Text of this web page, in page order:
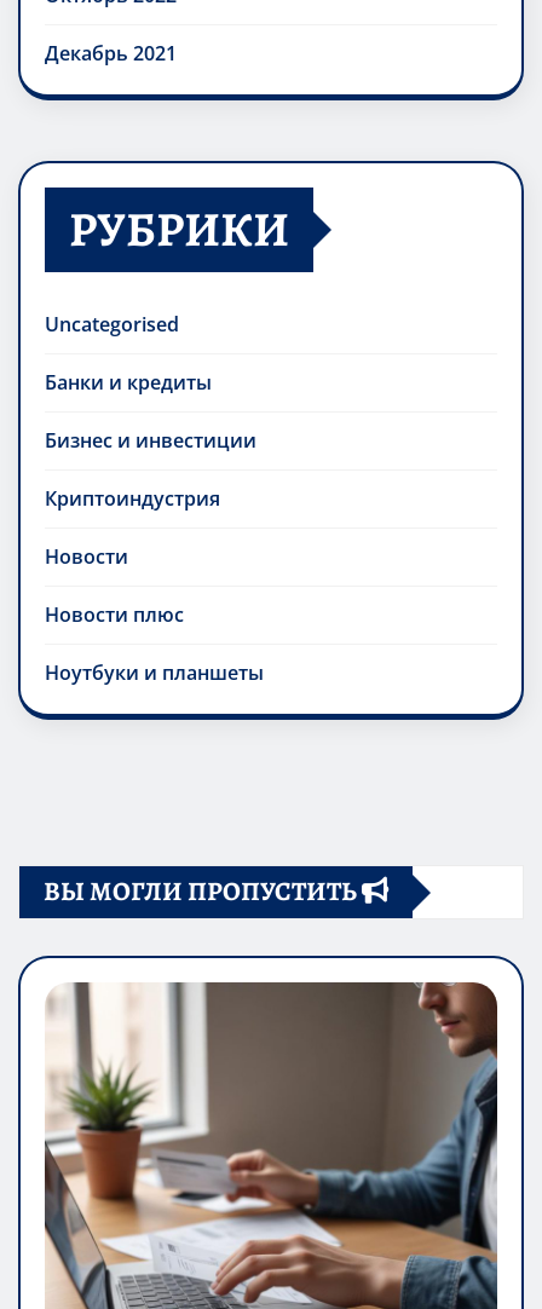
Декабрь 2021
РУБРИКИ
Uncategorised
Банки и кредиты
Бизнес и инвестиции
Криптоиндустрия
Новости
Новости плюс
Ноутбуки и планшеты
ВЫ МОГЛИ ПРОПУСТИТЬ